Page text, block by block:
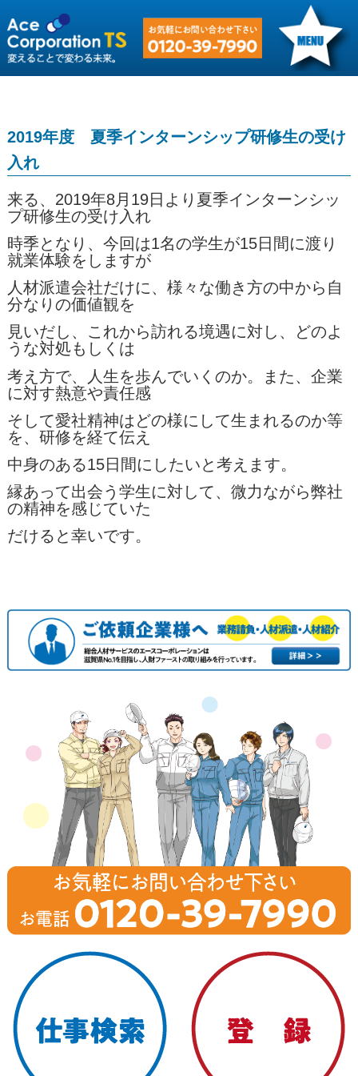
2019年度 夏季インターンシップ研修生の受け
入れ
来る、2019年8月19日より夏季インターンシッ
プ研修生の受け入れ
時季となり、今回は1名の学生が15日間に渡り
就業体験をしますが
人材派遣会社だけに、様々な働き方の中から自
分なりの価値観を
見いだし、これから訪れる境遇に対し、どのよ
うな対処もしくは
考え方で、人生を歩んでいくのか。また、企業
に対す熱意や責任感
そして愛社精神はどの様にして生まれるのか等
を、研修を経て伝え
中身のある15日間にしたいと考えます。
縁あって出会う学生に対して、微力ながら弊社
の精神を感じていた
だけると幸いです。